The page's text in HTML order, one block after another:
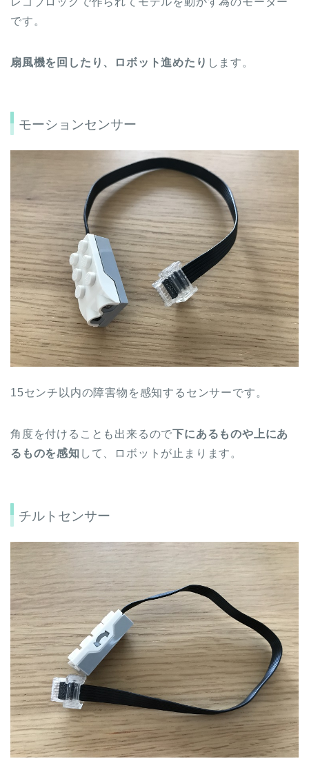
です。
扇風機を回したり、ロボット進めたり します。
モーションセンサー
15センチ以内の障害物を感知するセンサーです。
角度を付けることも出来るので下にあるものや上にあ
るものを感知 して、ロボットが止まります。
チルトセンサー